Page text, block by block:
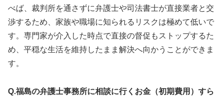
べば、裁判所を通さずに弁護士や司法書士が直接業者と交
渉するため、家族や職場に知られるリスクは極めて低いで
す。専門家が介入した時点で直接の督促もストップするた
め、平穏な生活を維持したまま解決へ向かうことができま
す。
Q.福島の弁護士事務所に相談に行くお金（初期費用）すら